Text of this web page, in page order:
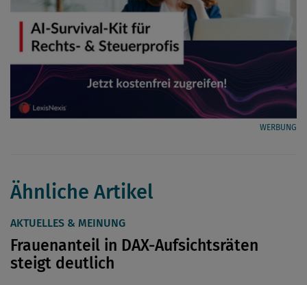
WERBUNG
Ähnliche Artikel
AKTUELLES & MEINUNG
Frauenanteil in DAX-Aufsichtsräten
steigt deutlich